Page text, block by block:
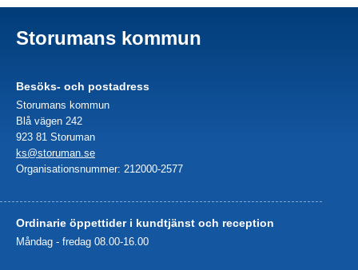
Storumans kommun
Besöks- och postadress
Storumans kommun
Blå vägen 242
923 81 Storuman
ks@storuman.se
Organisationsnummer: 212000-2577
Ordinarie öppettider i kundtjänst och reception
Måndag - fredag 08.00-16.00